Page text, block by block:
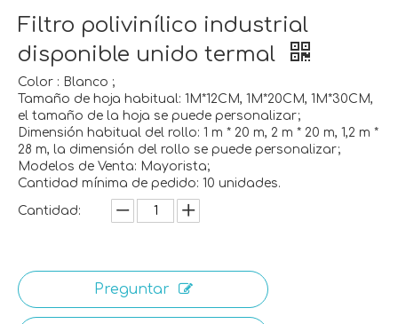
Filtro polivinílico industrial
disponible unido termal
Color : Blanco ;
Tamaño de hoja habitual: 1M*12CM, 1M*20CM, 1M*30CM,
el tamaño de la hoja se puede personalizar;
Dimensión habitual del rollo: 1 m * 20 m, 2 m * 20 m, 1,2 m *
28 m, la dimensión del rollo se puede personalizar;
Modelos de Venta: Mayorista;
Cantidad mínima de pedido: 10 unidades.
Cantidad:
Preguntar